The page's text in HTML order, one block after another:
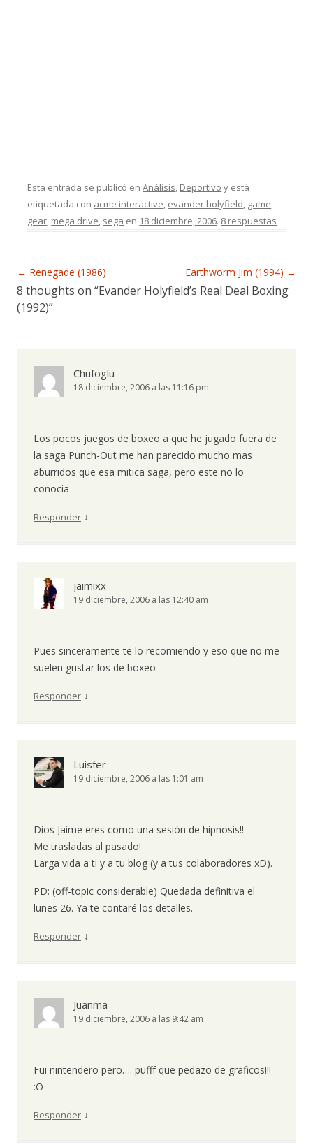
Esta entrada se publicó enAnálisis, Deportivo y está
etiquetada con acme interactive, evander holyfield, game
gear, mega drive, sega en 18 diciembre, 2006. 8 respuestas
Navegación de entradas
← Renegade (1986) Earthworm Jim (1994) →
8 thoughts on “Evander Holyfield’s Real Deal Boxing
(1992)”
Chufoglu
18 diciembre, 2006 a las 11:16 pm
Los pocos juegos de boxeo a que he jugado fuera de
la saga Punch-Out me han parecido mucho mas
aburridos que esa mitica saga, pero este no lo
conocia
Responder ↓
jaimixx
19 diciembre, 2006 a las 12:40 am
Pues sinceramente te lo recomiendo y eso que no me
suelen gustar los de boxeo
Responder ↓
Luisfer
19 diciembre, 2006 a las 1:01 am
Dios Jaime eres como una sesión de hipnosis!!
Me trasladas al pasado!
Larga vida a ti y a tu blog (y a tus colaboradores xD).
PD: (off-topic considerable) Quedada definitiva el
lunes 26. Ya te contaré los detalles.
Responder ↓
Juanma
19 diciembre, 2006 a las 9:42 am
Fui nintendero pero…. pufff que pedazo de graficos!!!
:O
Responder ↓